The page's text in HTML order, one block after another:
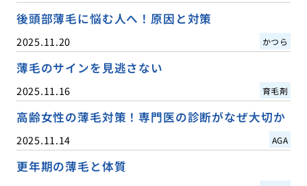
後頭部薄毛に悩む人へ！原因と対策
2025.11.20 かつら
薄毛のサインを見逃さない
2025.11.16 育毛剤
高齢女性の薄毛対策！専門医の診断がなぜ大切か
2025.11.14 AGA
更年期の薄毛と体質